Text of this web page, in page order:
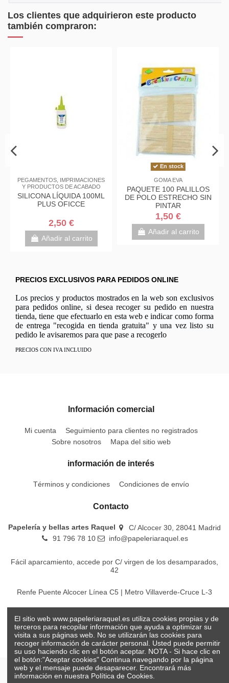
Los clientes que adquirieron este producto
también compraron:
PEGAMENTOS, IMPRIMACIONES
Y PRODUCTOS DE ACABADO
SILICONA LÍQUIDA 100ML
PLUS OFICCE
2,50 €
Añadir al carrito
En stock
GOMA EVA
PAQUETE 100 PALILLOS
DE POLO ESTRECHO SIN
PINTAR
1,50 €
Añadir al carrito
PRECIOS EXCLUSIVOS PARA PEDIDOS ONLINE
Los precios y productos mostrados en la web son exclusivos
para pedidos online, si desea recoger su pedido en nuestra
tienda, tiene que efectuarlo en esta web e indicar como forma
de entrega "recogida en tienda gratuita" y una vez listo su
pedido le avisaremos para que pase a recogerlo
PRECIOS CON IVA INCLUIDO
Información comercial
Mi cuenta
Seguimiento para clientes no registrados
Sobre nosotros
Mapa del sitio web
información de interés
Términos y condiciones Condiciones de envío
Contacto
Papelería y bellas artes Raquel
C/ Alcocer 30, 28041 Madrid
91 796 78 10
info@papeleriaraquel.es
Fácil aparcamiento, accede por C/ virgen de los desamparados,
42
Renfe Puente Alcocer Línea C5 | Metro Villaverde-Cruce L-3
EMT Líneas 18-22-86-116-130-442-448
El sitio web www.papeleriaraquel.es utiliza cookies propias y de
terceros para recopilar información que ayuda a optimizar su
visita a sus páginas web. No se utilizarán las cookies para
recoger información de carácter personal. Usted puede permitir
su uso haciendo clic en el botón aceptar. NOTA - Si hace clic en
el botón:"Aceptar cookies" Continua navegando por la página
web y el mensaje puede desaparecer. Encontrará más
información en nuestra Política de Cookies.